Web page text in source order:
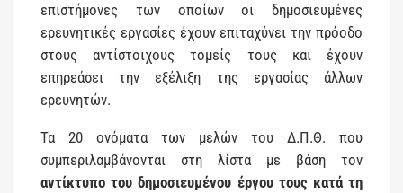
επιστήμονες των οποίων οι δημοσιευμένες
ερευνητικές εργασίες έχουν επιταχύνει την πρόοδο
στους αντίστοιχους τομείς τους και έχουν
επηρεάσει την εξέλιξη της εργασίας άλλων
ερευνητών.
Τα 20 ονόματα των μελών του Δ.Π.Θ. που
συμπεριλαμβάνονται στη λίστα με βάση τον
αντίκτυπο του δημοσιευμένου έργου τους κατά τη